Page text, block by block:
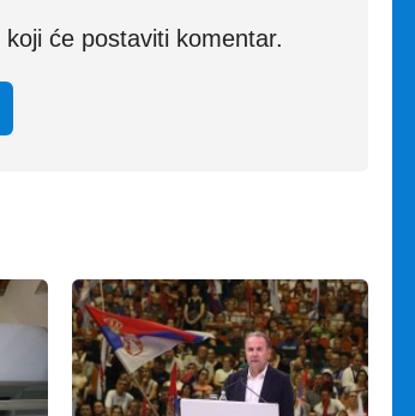
će postaviti komentar.